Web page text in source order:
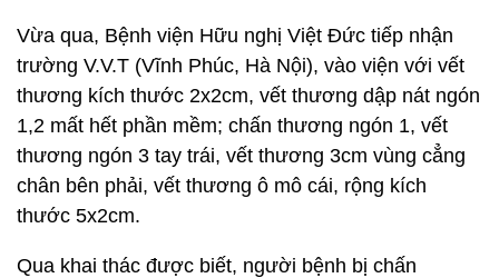
Vừa qua, Bệnh viện Hữu nghị Việt Đức tiếp nhận
trường V.V.T (Vĩnh Phúc, Hà Nội), vào viện với vết
thương kích thước 2x2cm, vết thương dập nát ngón
1,2 mất hết phần mềm; chấn thương ngón 1, vết
thương ngón 3 tay trái, vết thương 3cm vùng cẳng
chân bên phải, vết thương ô mô cái, rộng kích
thước 5x2cm.
Qua khai thác được biết, người bệnh bị chấn